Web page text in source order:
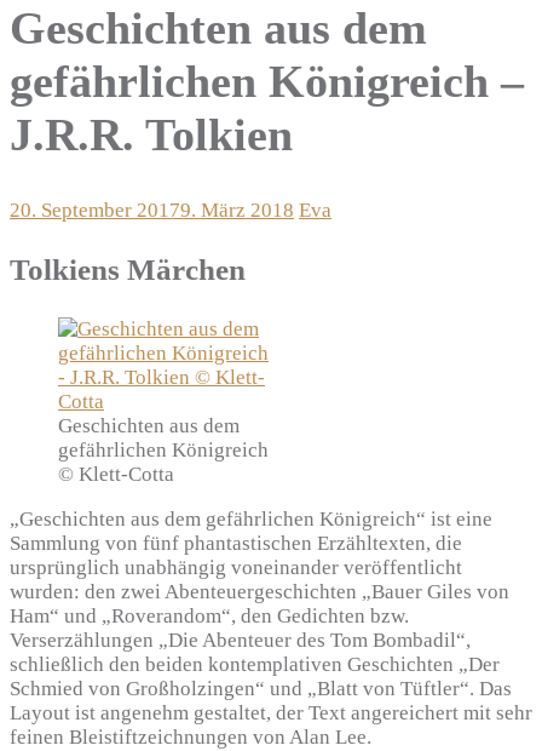
Geschichten aus dem
gefährlichen Königreich –
J.R.R. Tolkien
20. September 20179. März 2018 Eva
Tolkiens Märchen
Geschichten aus dem
gefährlichen Königreich
© Klett-Cotta
„Geschichten aus dem gefährlichen Königreich“ ist eine
Sammlung von fünf phantastischen Erzähltexten, die
ursprünglich unabhängig voneinander veröffentlicht
wurden: den zwei Abenteuergeschichten „Bauer Giles von
Ham“ und „Roverandom“, den Gedichten bzw.
Verserzählungen „Die Abenteuer des Tom Bombadil“,
schließlich den beiden kontemplativen Geschichten „Der
Schmied von Großholzingen“ und „Blatt von Tüftler“. Das
Layout ist angenehm gestaltet, der Text angereichert mit sehr
feinen Bleistiftzeichnungen von Alan Lee.